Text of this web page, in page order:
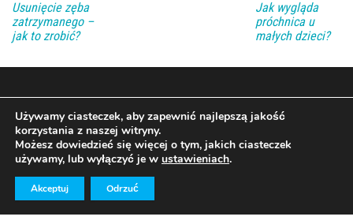
Usunięcie zęba
zatrzymanego –
jak to zrobić?
Jak wygląda
próchnica u
małych dzieci?
Używamy ciasteczek, aby zapewnić najlepszą jakość
korzystania z naszej witryny.
Możesz dowiedzieć się więcej o tym, jakich ciasteczek
używamy, lub wyłączyć je w ustawieniach.
Akceptuj Odrzuć